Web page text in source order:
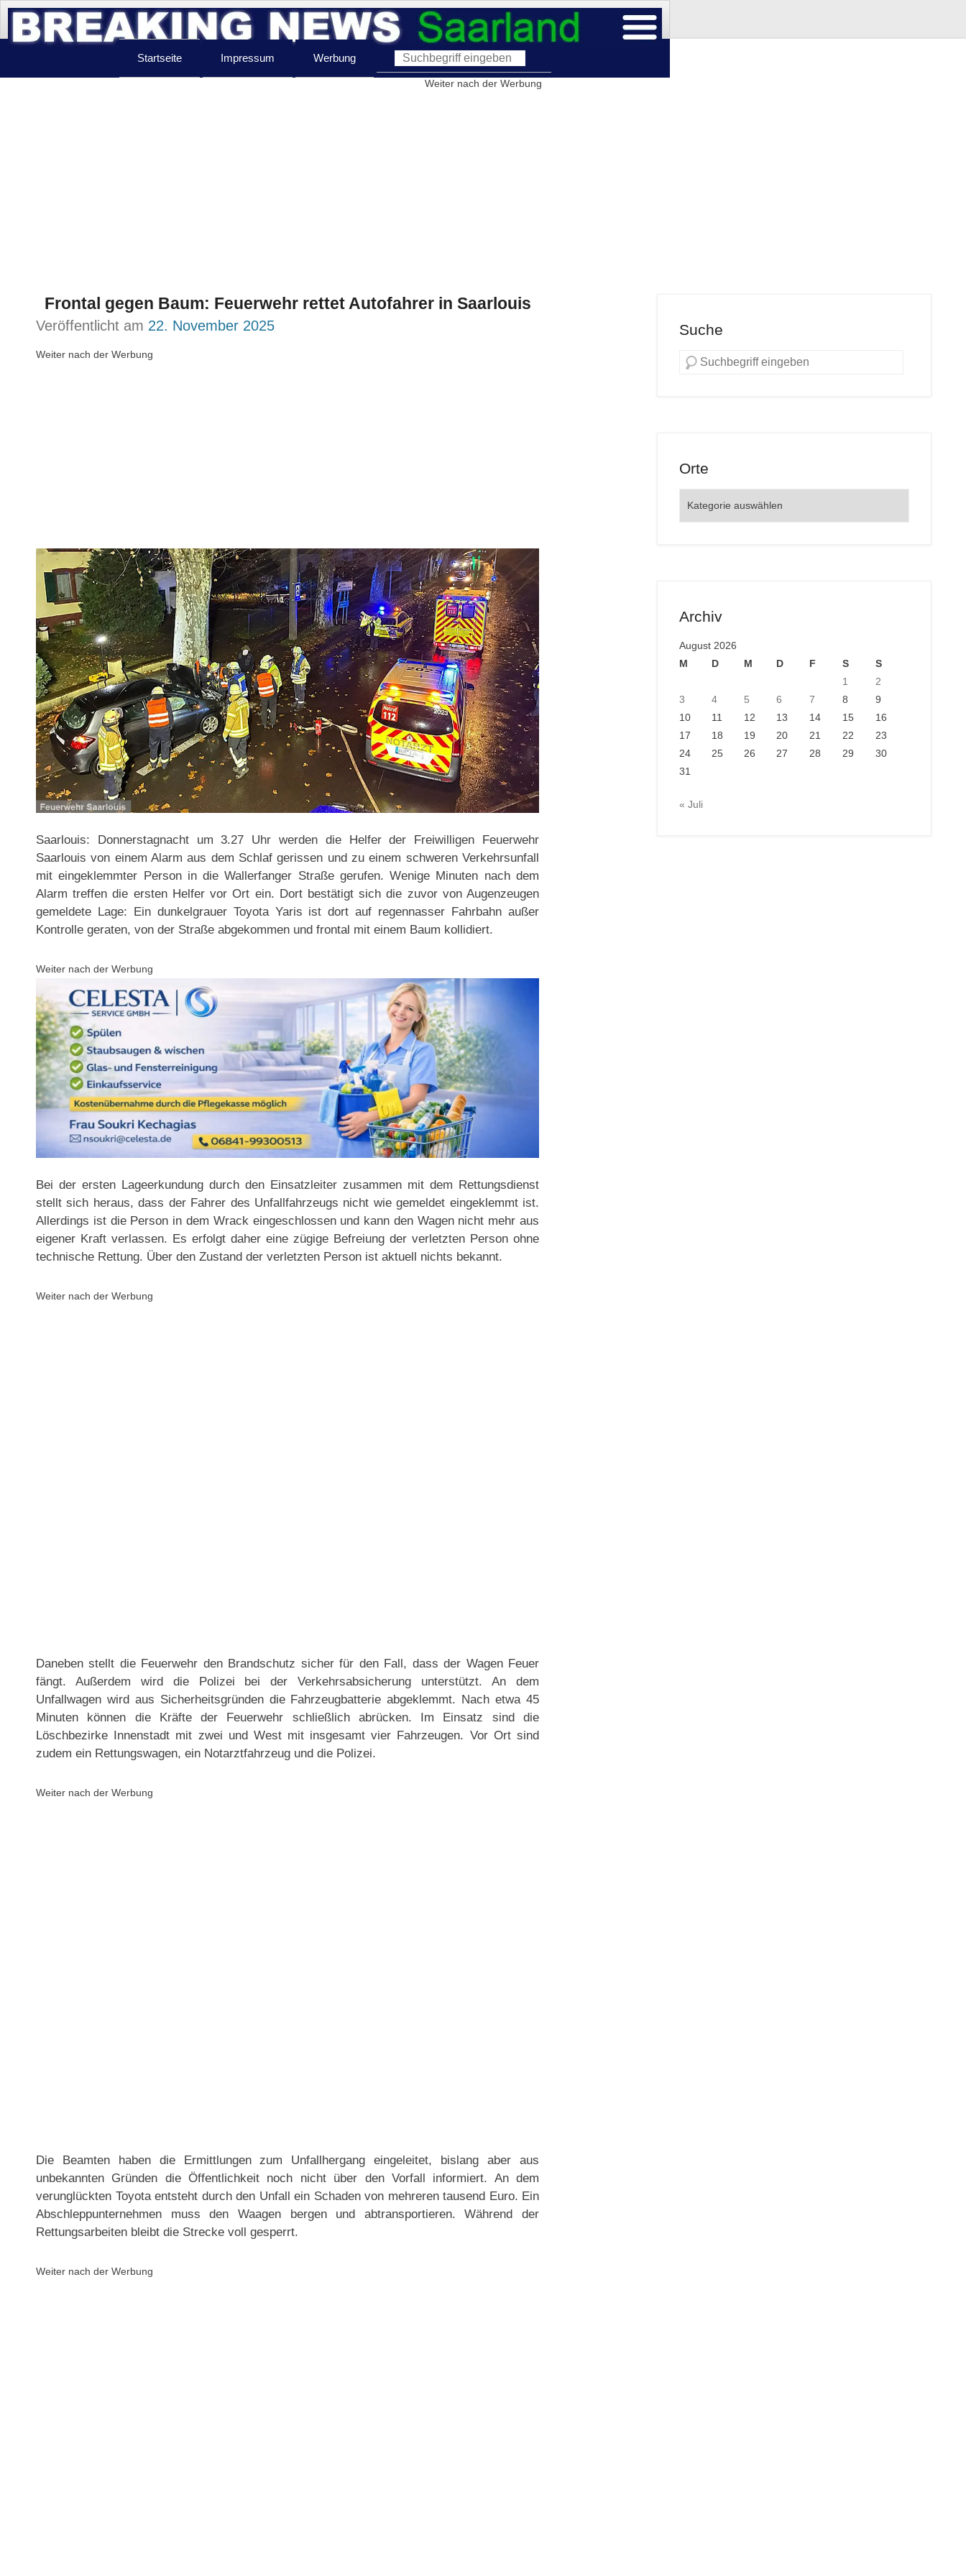
Startseite Impressum Werbung
Weiter nach der Werbung
Frontal gegen Baum: Feuerwehr rettet Autofahrer in Saarlouis
Veröffentlicht am 22. November 2025
Weiter nach der Werbung
Saarlouis: Donnerstagnacht um 3.27 Uhr werden die Helfer der Freiwilligen Feuerwehr
Saarlouis von einem Alarm aus dem Schlaf gerissen und zu einem schweren Verkehrsunfall
mit eingeklemmter Person in die Wallerfanger Straße gerufen. Wenige Minuten nach dem
Alarm treffen die ersten Helfer vor Ort ein. Dort bestätigt sich die zuvor von Augenzeugen
gemeldete Lage: Ein dunkelgrauer Toyota Yaris ist dort auf regennasser Fahrbahn außer
Kontrolle geraten, von der Straße abgekommen und frontal mit einem Baum kollidiert.
Weiter nach der Werbung
Bei der ersten Lageerkundung durch den Einsatzleiter zusammen mit dem Rettungsdienst
stellt sich heraus, dass der Fahrer des Unfallfahrzeugs nicht wie gemeldet eingeklemmt ist.
Allerdings ist die Person in dem Wrack eingeschlossen und kann den Wagen nicht mehr aus
eigener Kraft verlassen. Es erfolgt daher eine zügige Befreiung der verletzten Person ohne
technische Rettung. Über den Zustand der verletzten Person ist aktuell nichts bekannt.
Weiter nach der Werbung
Daneben stellt die Feuerwehr den Brandschutz sicher für den Fall, dass der Wagen Feuer
fängt. Außerdem wird die Polizei bei der Verkehrsabsicherung unterstützt. An dem
Unfallwagen wird aus Sicherheitsgründen die Fahrzeugbatterie abgeklemmt. Nach etwa 45
Minuten können die Kräfte der Feuerwehr schließlich abrücken. Im Einsatz sind die
Löschbezirke Innenstadt mit zwei und West mit insgesamt vier Fahrzeugen. Vor Ort sind
zudem ein Rettungswagen, ein Notarztfahrzeug und die Polizei.
Weiter nach der Werbung
Die Beamten haben die Ermittlungen zum Unfallhergang eingeleitet, bislang aber aus
unbekannten Gründen die Öffentlichkeit noch nicht über den Vorfall informiert. An dem
verunglückten Toyota entsteht durch den Unfall ein Schaden von mehreren tausend Euro. Ein
Abschleppunternehmen muss den Waagen bergen und abtransportieren. Während der
Rettungsarbeiten bleibt die Strecke voll gesperrt.
Weiter nach der Werbung
Suche
Orte
Archiv
August 2026
M
D M D F S
S
1
2
3
4 5 6 7 8
9
10
11 12 13 14 15
16
17
18 19 20 21 22
23
24
25 26 27 28 29
30
31
« Juli